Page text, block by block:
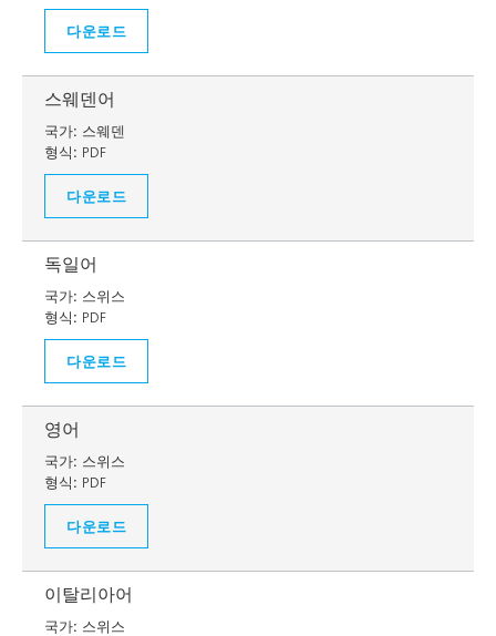
다운로드
스웨덴어
국가: 스웨덴
형식: PDF
다운로드
독일어
국가: 스위스
형식: PDF
다운로드
영어
국가: 스위스
형식: PDF
다운로드
이탈리아어
국가: 스위스